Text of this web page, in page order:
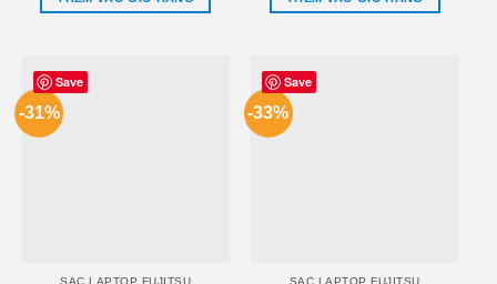
₫250,000.
₫450,000.
Save
-31%
SAC LAPTOP FUJITSU
Save
-33%
SAC LAPTOP FUJITSU